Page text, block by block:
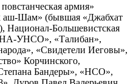
армия»
Шам» (бывшая «Джабхат
Национал-Большевистская
УНСО», «Талибан»,
«Свидетели Иеговы»,
Корчинского,
Бандеры», «НСО»,